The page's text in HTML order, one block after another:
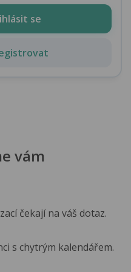
se
vám
čekají na váš dotaz.
s chytrým kalendářem.